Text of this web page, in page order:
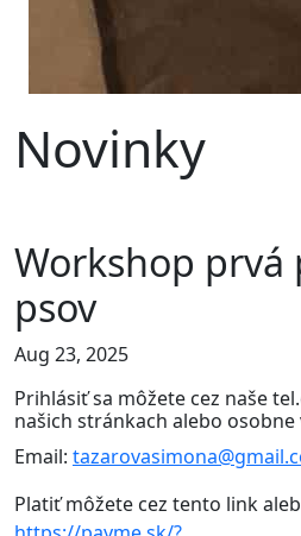
Novinky
Workshop prvá
psov
Aug 23, 2025
Prihlásiť sa môžete cez naše
našich stránkach alebo osobne
Email:
Platiť môžete cez tento link